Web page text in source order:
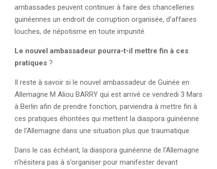
ambassades peuvent continuer à faire des chancelleries
guinéennes un endroit de corruption organisée, d’affaires
louches, de népotisme en toute impunité.
Le nouvel ambassadeur pourra-t-il mettre fin à ces
pratiques ?
Il reste à savoir si le nouvel ambassadeur de Guinée en
Allemagne M Aliou BARRY qui est arrivé ce vendredi 3 Mars
à Berlin afin de prendre fonction, parviendra à mettre fin à
ces pratiques éhontées qui mettent la diaspora guinéenne
de l’Allemagne dans une situation plus que traumatique.
Dans le cas échéant, la diaspora guinéenne de l’Allemagne
n’hésitera pas à s’organiser pour manifester devant